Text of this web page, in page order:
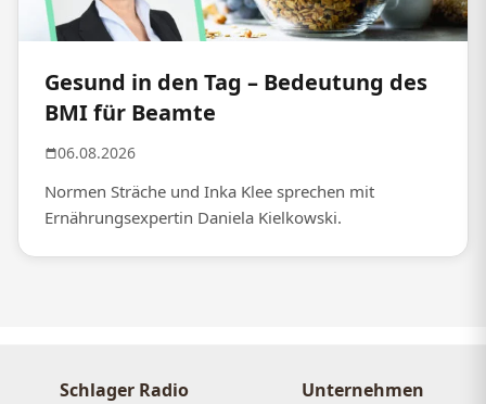
Gesund in den Tag – Bedeutung des
BMI für Beamte
06.08.2026
Normen Sträche und Inka Klee sprechen mit
Ernährungsexpertin Daniela Kielkowski.
Schlager Radio Unternehmen